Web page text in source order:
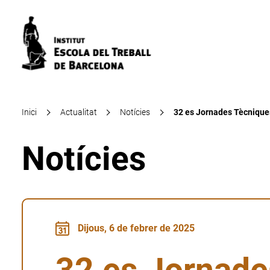
Inici Actualitat Notícies 32 es Jornades
Notícies
Dijous, 6 de febrer de 2025